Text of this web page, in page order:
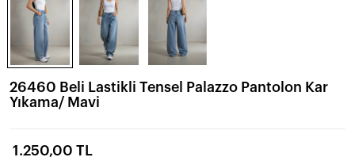
26460 Beli Lastikli Tensel Palazzo Pantolon Kar
Yıkama/ Mavi
1.250,00 TL